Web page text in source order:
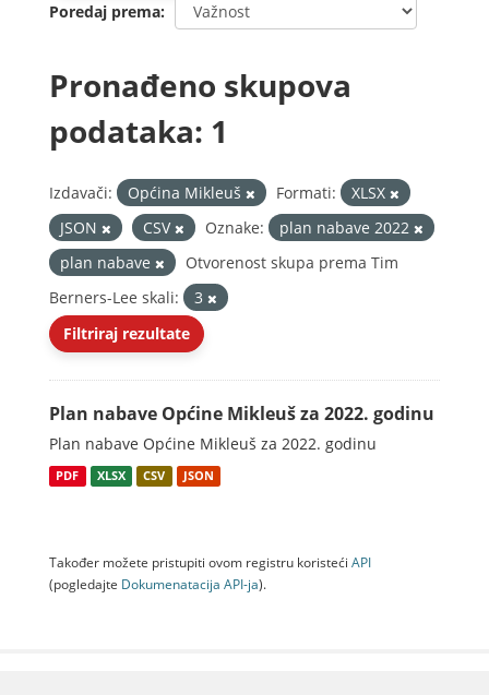
Poredaj prema
Pronađeno skupova
podataka: 1
Izdavači: Općina Mikleuš Formati:
XLSX
JSON
CSV Oznake:
plan nabave 2022
plan nabave
Otvorenost skupa prema Tim
Berners-Lee skali:
3
Filtriraj rezultate
Plan nabave Općine Mikleuš za 2022. godinu
Plan nabave Općine Mikleuš za 2022. godinu
PDF XLSX CSV JSON
Također možete pristupiti ovom registru koristeći API
(pogledajte Dokumenаtаcijа API-jа).